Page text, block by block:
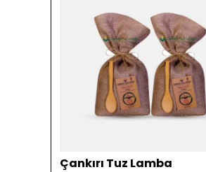
Çankırı Tuz Lamba